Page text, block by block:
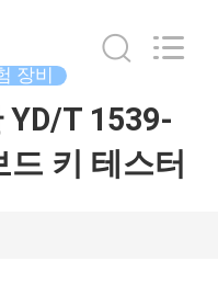
장비
YD/T 1539-
키 테스터